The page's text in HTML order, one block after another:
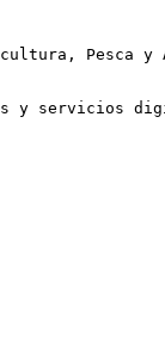
Pesca y
y servicios